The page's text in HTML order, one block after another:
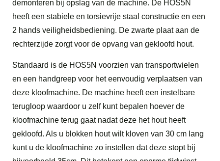
demonteren bij opslag van de machine. De HOS5N
heeft een stabiele en torsievrije staal constructie en een
2 hands veiligheidsbediening. De zwarte plaat aan de
rechterzijde zorgt voor de opvang van gekloofd hout.
Standaard is de HOS5N voorzien van transportwielen
en een handgreep voor het eenvoudig verplaatsen van
deze kloofmachine. De machine heeft een instelbare
terugloop waardoor u zelf kunt bepalen hoever de
kloofmachine terug gaat nadat deze het hout heeft
gekloofd. Als u blokken hout wilt kloven van 30 cm lang
kunt u de kloofmachine zo instellen dat deze stopt bij